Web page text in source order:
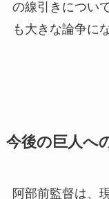
の線引きについ
も大きな論争に
今後の巨人へ
阿部前監督は、